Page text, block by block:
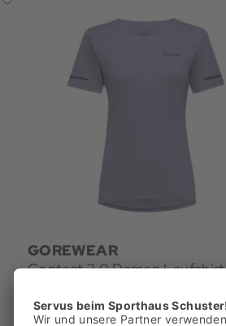
GOREWEAR
Contest 2.0 Damen Laufshirt
49,95 €